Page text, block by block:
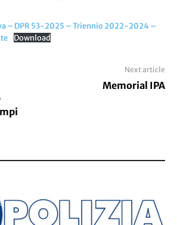
– DPR 53-2025 – Triennio 2022-2024 –
Download
Next article
Memorial IPA